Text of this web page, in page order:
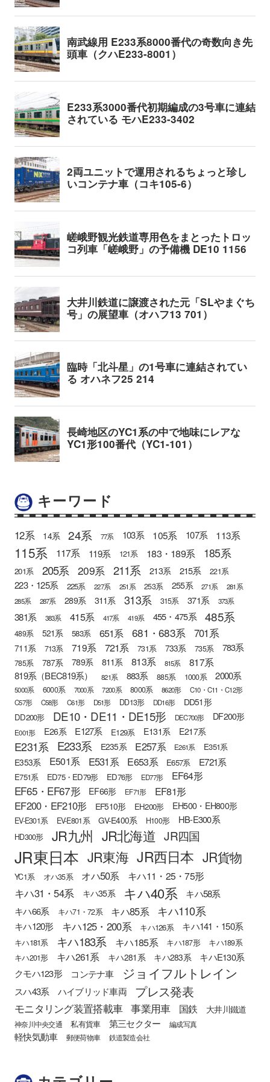
キーワード
12系 14系 24系 77系 103系 105系 107系 113系
115系 117系 119系 121系 183・189系 185系
201系 205系 209系 211系 213系 215系 221系
223・125系 225系 227系 251系 253系 255系 271系
281系
285系
287系 289系 311系 313系 315系 371系 373系
381系 383系 415系 417系 419系 455・475系 485系
489系 521系 583系 651系 681・683系 701系
711系 713系 719系 721系 731系 733系 735系 783系
785系 787系 789系 811系 813系 815系 817系
819系（BEC819系） 821系 883系 885系 1000系 2000系
5000系 6000系 7000系 7200系 8000系 8620形
C10・C11・C12形
C57形
C58形 C61形 D51形 DD13形 DD16形 DD51形
DD200形 DE10・DE11・DE15形 DEC700形 DF200形
E001形 E26系 E127系 E129系 E131系 E217系
E231系 E233系 E235系 E257系 E261系 E351系
E353系 E501系 E531系 E653系 E657系 E721系
E751系 ED75・ED79形 ED76形 ED77形 EF64形
EF65・EF67形 EF66形 EF71形
EF81形
EF200・EF210形
EF510形 EH200形 EH500・EH800形
EV-E301系 EV-E801系 GV-E400系 H100形 HB-E300系
HD300形 JR九州 JR北海道 JR四国
JR東日本 JR東海 JR西日本 JR貨物
YC1系 オハ35系 オハ50系 キハ11・25・75形
キハ31・54系 キハ35系 キハ40系 キハ58系
キハ66系 キハ71・72系 キハ85系 キハ110系
キハ120形 キハ125・200系 キハ126系 キハ141・150系
キハ181系 キハ183系 キハ185系 キハ187形
キハ189系
キハ201形
キハ261系 キハ281系 キハ283系
キハE130系
クモハ123形
コンテナ車 ジョイフルトレイン
スハ43系 ハイブリッド車両 プレス発表
モニタリング装置搭載車 事業用車 国鉄 大井川鐵道
神奈川中央交通 私有貨車 第三セクター 編成写真
軽快気動車 郵便荷物車 鉄道製造会社